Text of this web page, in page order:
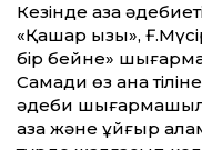
Кезінде қазақ
«Қашқар қызы»,
бір бейне»
Самади өз ана
әдеби
қазақ және ұйғыр